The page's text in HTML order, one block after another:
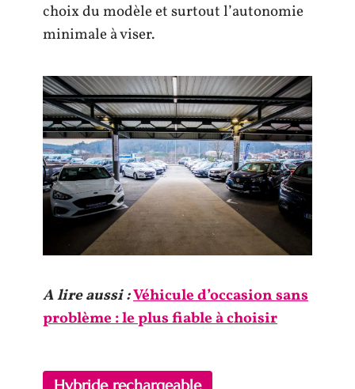
choix du modèle et surtout l’autonomie
minimale à viser.
A lire aussi :Véhicule d’occasion sans
problème : le plus fiable à choisir
Hybride rechargeable